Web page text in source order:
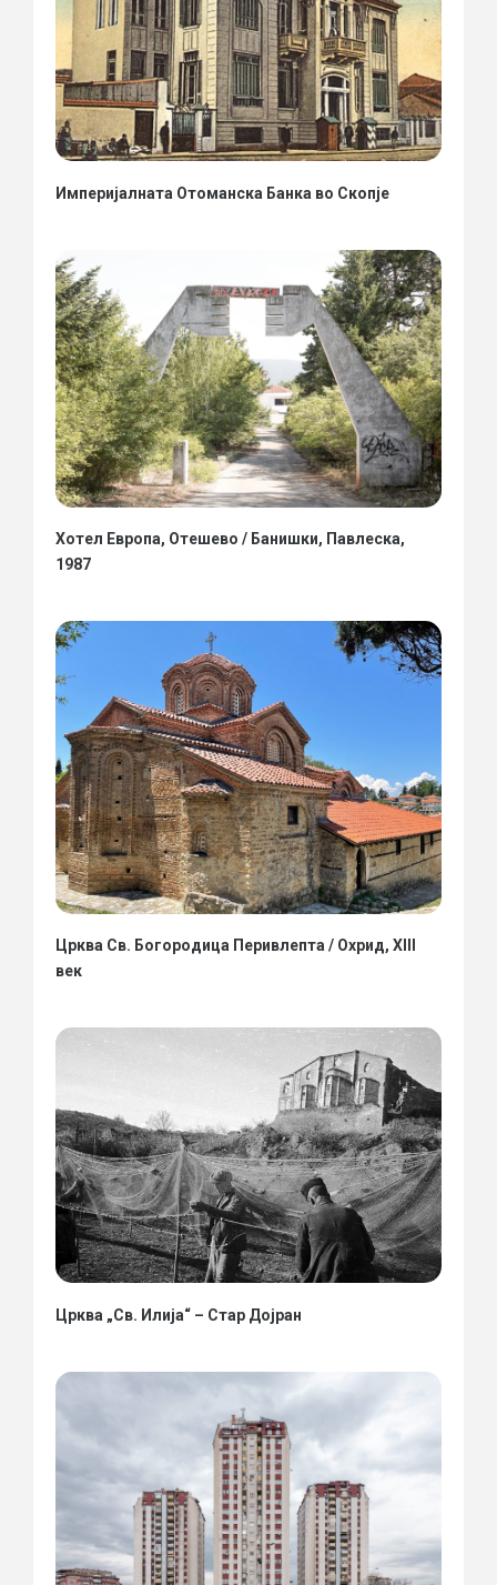
Империјалната Отоманска Банка во Скопје
Хотел Европа, Отешево / Банишки, Павлеска,
1987
Црква Св. Богородица Перивлепта / Охрид, XIII
век
Црква „Св. Илија“ – Стар Дојран